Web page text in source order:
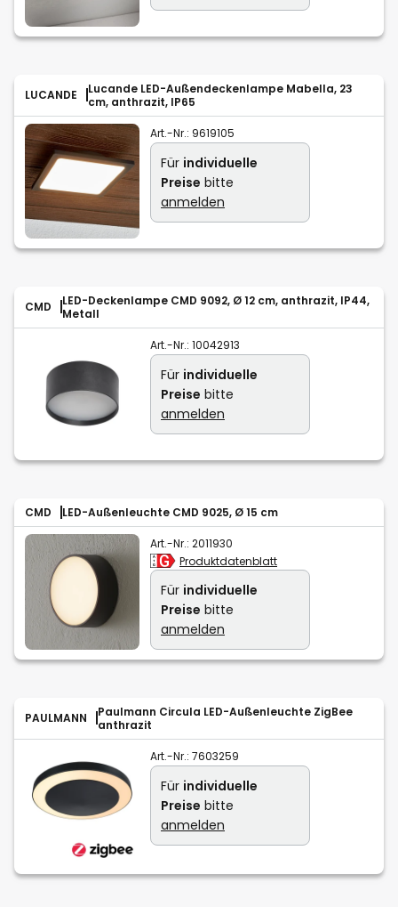
LUCANDE
Lucande LED-Außendeckenlampe Mabella, 23
cm, anthrazit, IP65
Art.-Nr.: 9619105
Für individuelle
Preise bitte
anmelden
CMD
LED-Deckenlampe CMD 9092, Ø 12 cm, anthrazit, IP44,
Metall
Art.-Nr.: 10042913
Für individuelle
Preise bitte
anmelden
CMD LED-Außenleuchte CMD 9025, Ø 15 cm
Art.-Nr.: 2011930
Produktdatenblatt
Für individuelle
Preise bitte
anmelden
PAULMANN
Paulmann Circula LED-Außenleuchte ZigBee
anthrazit
Art.-Nr.: 7603259
Für individuelle
Preise bitte
anmelden